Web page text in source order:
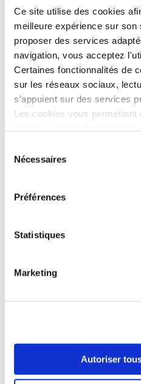
Ce site utilise des cookies
meilleure expérience sur son
proposer des services
navigation, vous acceptez
Certaines fonctionnalités de
sur les réseaux sociaux,
s’appuient sur des services
Les cookies vous permettent
également des informations
avec nos partenaires de
d'analyse, qui peuvent
informations que vous leur
cookies ne sont déposés
Nécessaires
Préférences
Statistiques
Marketing
Autoriser
version numérique) et
(gros caractères, braille et